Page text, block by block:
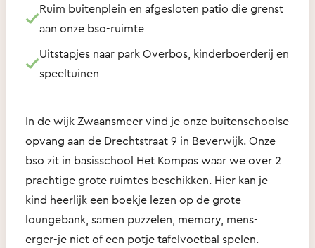
Ruim buitenplein en afgesloten patio die grenst
aan onze bso-ruimte
Uitstapjes naar park Overbos, kinderboerderij en
speeltuinen
In de wijk Zwaansmeer vind je onze buitenschoolse
opvang aan de Drechtstraat 9 in Beverwijk. Onze
bso zit in basisschool Het Kompas waar we over 2
prachtige grote ruimtes beschikken. Hier kan je
kind heerlijk een boekje lezen op de grote
loungebank, samen puzzelen, memory, mens-
erger-je niet of een potje tafelvoetbal spelen.